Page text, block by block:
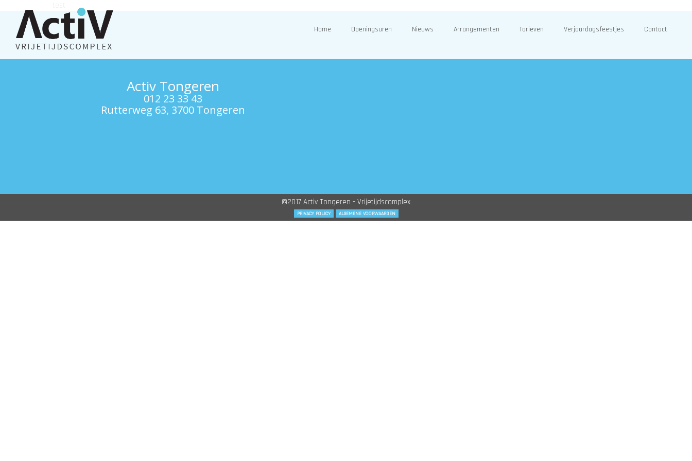
Home Openingsuren Nieuws Arrangementen Tarieven Verjaardagsfeestjes Contact
Activ Tongeren
012 23 33 43
Rutterweg 63, 3700 Tongeren
©2017 Activ Tongeren - Vrijetijdscomplex
PRIVACY POLICY ALGEMENE VOORWAARDEN